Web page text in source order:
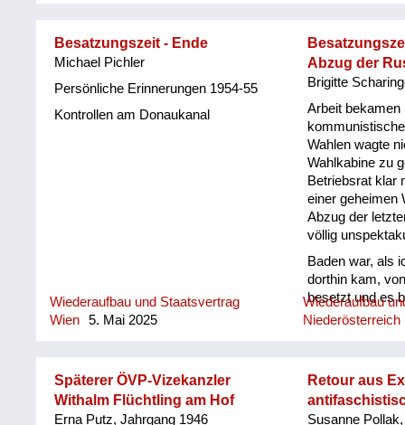
konzentrierten,
Frauen mit
Ballungszentren
heißt in
verschicken.
hieß es, und die
besser mit
werden. So
Zeit zwischen
sechsten
verbrachte.
einige Male
mulmig zumut
Erwachsene in
Sirenen heulten
schnappte mich
Besatzungszeit - Ende
Michael Pichler
Persönliche Erinnerungen 1954-55
Kontrollen am Donaukanal
Wiederaufbau und Staatsvertrag
Wien
5. Mai 2025
Abzug der
Brigitte
Arbeit bekamen
Wahlen wagte
Wahlkabine zu
Betriebsrat klar
einer geheimen
Abzug der
völlig
Baden war, als
dorthin kam,
besetzt und es
Hauptquartier
kleines Kind für
spürbar. Viele
Wiederaufbau
Niederösterreich
Späterer ÖVP-Vizekanzler
Withalm Flüchtling am Hof
Erna Putz, Jahrgang 1946
Retour aus
Susanne